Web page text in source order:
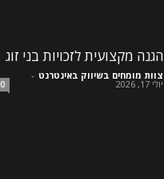
הגנה מקצועית לזכויות בני זוג
צוות מומחים בשיווק באינטרנט -
יולי 17, 2026 0